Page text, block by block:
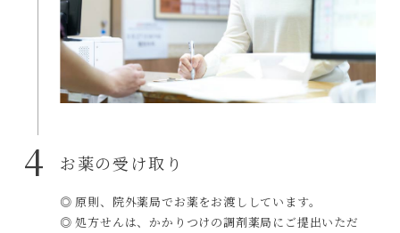
4 お薬の受け取り
◎ 原則、院外薬局でお薬をお渡ししています。
◎ 処方せんは、かかりつけの調剤薬局にご提出いただ